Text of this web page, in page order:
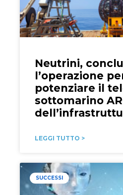
Neutrini,
l’operazione
potenziare il
sottomarino
LEGGI TUTTO >
SUCCESSI